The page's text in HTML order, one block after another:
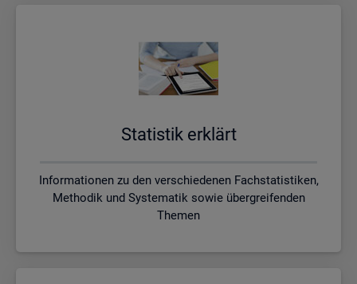
Sta­tis­tik er­klärt
Informationen zu den verschiedenen Fachstatistiken,
Methodik und Systematik sowie übergreifenden
Themen